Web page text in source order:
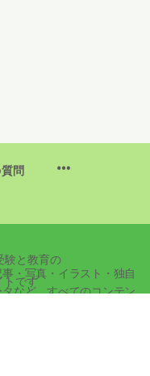
問
験と教育の
トです
・写真・イラスト・独自
など、すべてのコンテン